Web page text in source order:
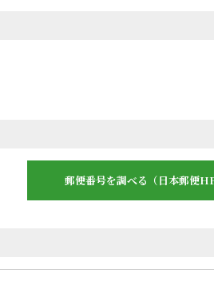
郵便番号を調べる（日本郵便HP